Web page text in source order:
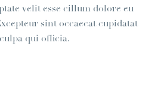
velit esse cillum dolore eu
sint occaecat cupidatat
qui officia.